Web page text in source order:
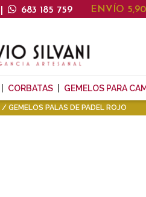
683 185 759 ENVÍO
CORBATAS GEMELOS PARA
GEMELOS PALAS DE PADEL ROJO